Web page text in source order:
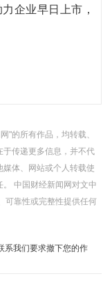
企业早日上市，
"的所有作品，均转载、
传递更多信息，并不代
体、网站或个人转载使
中国财经新闻网对文中
可靠性或完整性提供任何
系我们要求撤下您的作